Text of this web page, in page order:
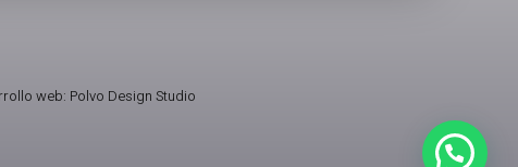
web: Polvo Design Studio